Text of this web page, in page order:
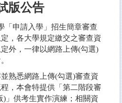
版公告
「申請入學」招生簡章審查
，各大學規定繳交之審查資
外，一律以網路上傳(勾選)
熟悉網路上傳(勾選)審查資
，本會特提供「第二階段審
)」供考生實作演練；相關資